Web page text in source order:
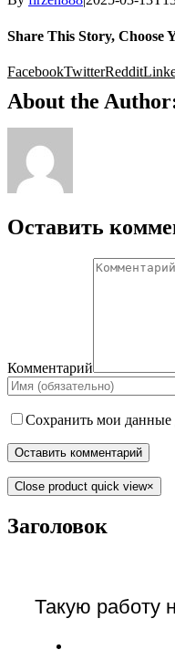
Share This Story, Choose
FacebookTwitterReddit
About the
Оставить
Комментарий
Сохранить мои
Close product quick view×
Заголовок
Такую работу